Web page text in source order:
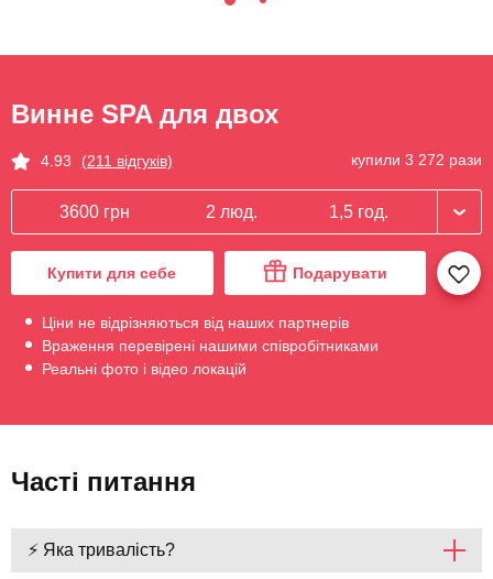
Винне SPA для двох
4.93 (211 відгуків) купили 3 272 рази
3600 грн 2 люд. 1,5 год.
Купити для себе Подарувати
Ціни не відрізняються від наших партнерів
Враження перевірені нашими співробітниками
Реальні фото і відео локацій
Часті питання
⚡ Яка тривалість?